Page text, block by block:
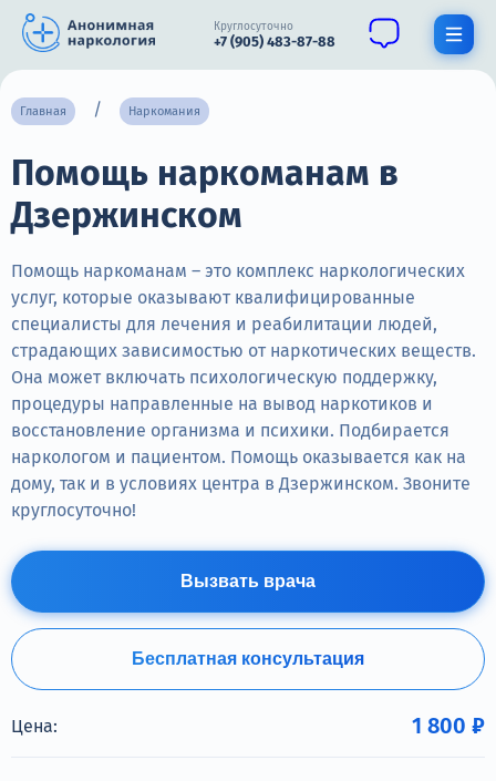
Круглосуточно
+7 (905) 483-87-88
О нас
Наркомания
Нарколог
Стационар
Психиатрия
Цены
Терапия
Контакты
Круглосуточно, анонимно
Главная Наркомания
Помощь наркоманам в
Дзержинском
Помощь наркоманам – это комплекс наркологических
услуг, которые оказывают квалифицированные
специалисты для лечения и реабилитации людей,
страдающих зависимостью от наркотических веществ.
Она может включать психологическую поддержку,
процедуры направленные на вывод наркотиков и
восстановление организма и психики. Подбирается
наркологом и пациентом. Помощь оказывается как на
дому, так и в условиях центра в Дзержинском. Звоните
круглосуточно!
Вызвать врача
Бесплатная консультация
Цена: 1 800 ₽